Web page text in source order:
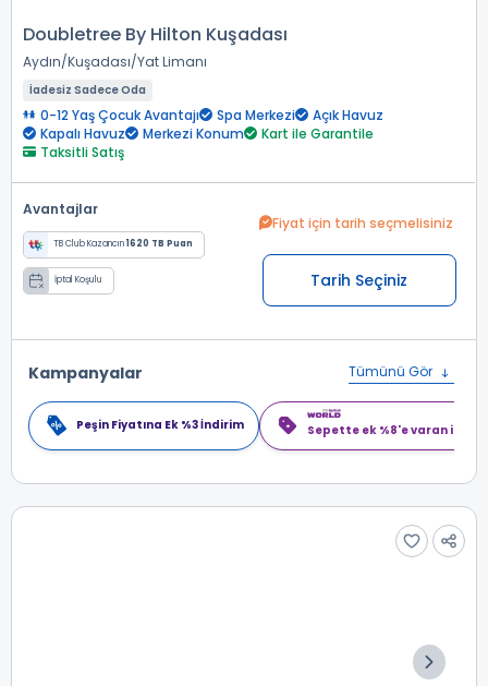
Doubletree By Hilton Kuşadası
Aydın Kuşadası Yat Limanı
İadesiz Sadece Oda
0-12 Yaş Çocuk Avantajı Spa Merkezi
Açık Havuz
Kapalı Havuz
Merkezi Konum
Kart ile Garantile
Taksitli Satış
Avantajlar
TB Club Kazancın1620 TB Puan
İptal Koşulu
Fiyat için tarih seçmelisiniz
Tarih Seçiniz
Kampanyalar Tümünü Gör
Peşin Fiyatına Ek %3 İndirim Sepette ek %8'e varan